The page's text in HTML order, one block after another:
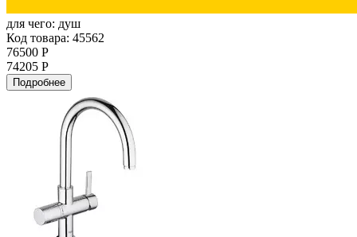
для чего: душ
Код товара: 45562
76500 Р
74205 Р
Подробнее